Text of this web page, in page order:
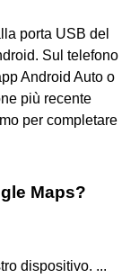
porta USB del
Sul telefono
Android Auto o
più recente
per completare
Maps?
dispositivo. ...